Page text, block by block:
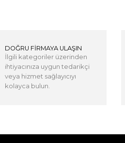
DOĞRU FİRMAYA ULAŞIN
İlgili kategoriler üzerinden
ihtiyacınıza uygun tedarikçi
veya hizmet sağlayıcıyı
kolayca bulun.